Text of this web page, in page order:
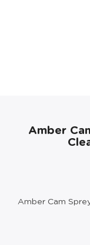
Amber
Amber Cam